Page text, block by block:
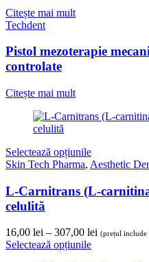
Citește mai mult
Techdent
Pistol mezoterapie
controlate
Citește mai mult
Selectează opțiunile
Skin Tech Pharma, Aesthetic
L-Carnitrans (L-
celulită
16,00 lei – 307,00 lei Interval
(prețul
Selectează opțiunile